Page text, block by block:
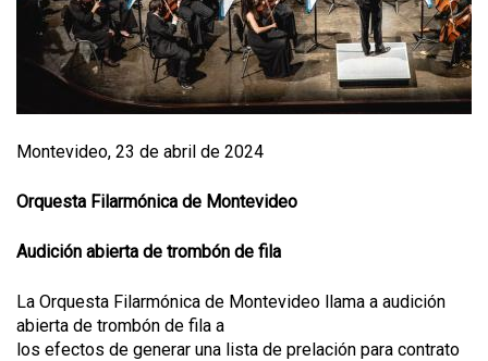
Montevideo, 23 de abril de 2024
Orquesta Filarmónica de Montevideo
Audición abierta de trombón de fila
La Orquesta Filarmónica de Montevideo llama a audición
abierta de trombón de fila a
los efectos de generar una lista de prelación para contrato